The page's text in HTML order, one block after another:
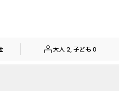
大人 2, 子ども 0